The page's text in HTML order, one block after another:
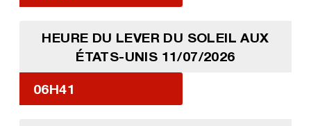
HEURE DU LEVER DU SOLEIL AUX
ÉTATS-UNIS 11/07/2026
06H41